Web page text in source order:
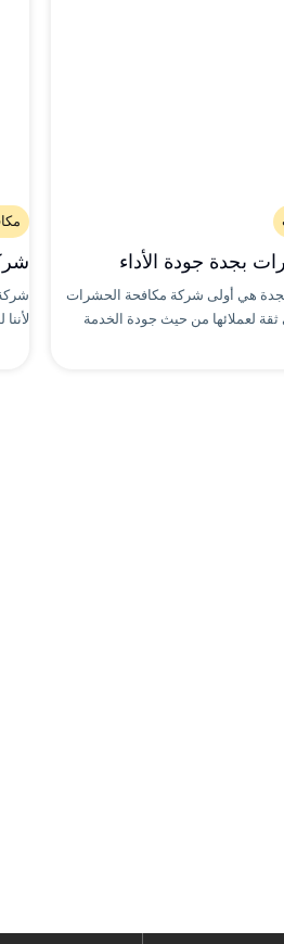
بجدة جودة الأداء
هي أولى شركة مكافحة الحشرات
لعملائها من حيث جودة الخدمة